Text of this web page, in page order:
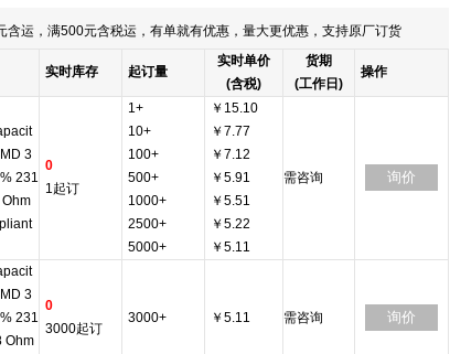
运，满500元含税运，有单就有优惠，量大更优惠，支持原厂订货
实时库存 起订量
实时单价
(含税)
货期
(工作日)
操作
3
231
0
1起订
1+
10+
100+
500+
1000+
2500+
5000+
￥15.10
￥7.77
￥7.12
￥5.91
￥5.51
￥5.22
￥5.11
需咨询 询价
3
231
Ohm
0
3000起订
3000+ ￥5.11 需咨询 询价